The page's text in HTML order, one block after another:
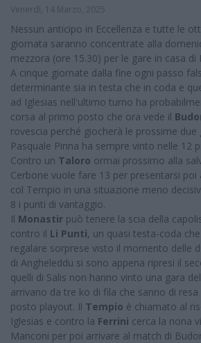
Venerdì, 14 Marzo, 2025
Nessun anticipo in Eccellenza e tutte le
giornata saranno concentrate alla
mezzora (ore 15.30) per le gare in casa di
A cinque giornate dalla fine ogni passo
determinante sia in testa che in coda e
ad Iglesias nell'ultimo turno ha
corsa al primo posto che ora vede il
rovescia perché giocherà le prossime due
Pasquale Pinna ha sempre vinto nelle 12
Contro un Taloro ormai prossimo alla
Cerbone vuole fare 13 per presentarsi
col Tempio in una situazione meno
8 i punti di vantaggio.
Il Monastir può tenere la scia della
contro il Li Punti, un quasi testa-coda
regalare sorprese visto il momento delle
di Angheleddu si sono appena ripresi il
quelli di Salis non hanno vinto una gara
arrivano da tre ko di fila che sanno di
posto playout. Il Tempio è chiamato al
Iglesias e contro la Ferrini cerca la nona
Manconi per poi arrivare al match di